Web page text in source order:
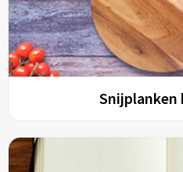
Snijplanken